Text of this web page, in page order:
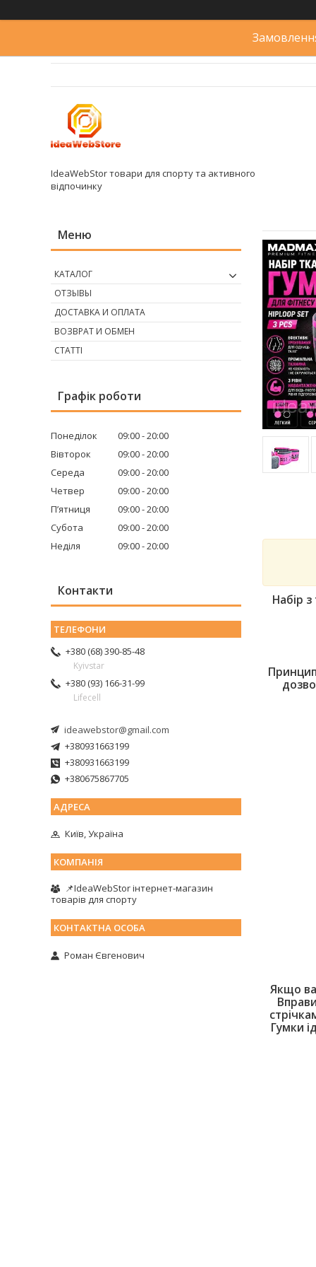
IdeaWebStor товари для спорту та активного
відпочинку
Набір
Якщо
Гумки
КАТАЛОГ
ОТЗЫВЫ
ДОСТАВКА И ОПЛАТА
ВОЗВРАТ И ОБМЕН
СТАТТІ
Графік роботи
Понеділок 09:00 20:00
Вівторок
09:00 20:00
Середа
09:00 20:00
Четвер
09:00 20:00
Пʼятниця
09:00 20:00
Субота
09:00 20:00
Неділя
09:00 20:00
Контакти
+380 (68) 390-85-48
Kyivstar
+380 (93) 166-31-99
Lifecell
ideawebstor@gmail.com
+380931663199
+380931663199
+380675867705
Київ, Україна
📌IdeaWebStor інтернет-магазин
товарів для спорту
Роман Євгенович